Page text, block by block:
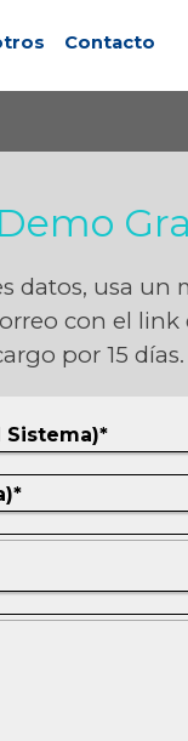
Contacto
datos, usa un
con el
por 15 días.
Sistema)*
que desea
*
Logearse al